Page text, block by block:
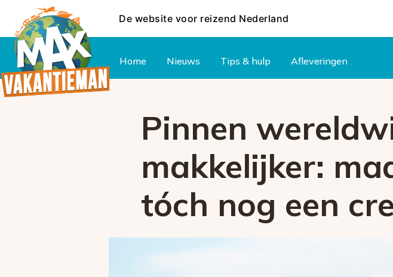
De website voor reizend Nederland
Home Nieuws Tips & hulp Afleveringen
Pinnen
makkelijker:
tóch nog een